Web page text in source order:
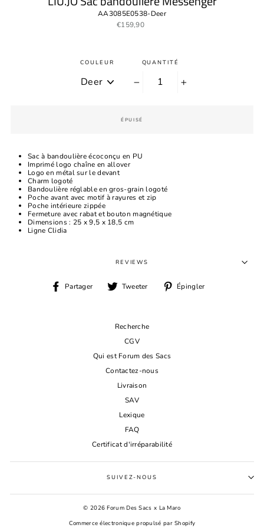
AA3085E0538-Deer
Prix
€159,90
COULEUR QUANTITÉ
ÉPUISÉ
Sac à bandoulière écoconçu en PU
Imprimé logo chaîne en allover
Logo en métal sur le devant
Charm logoté
Bandoulière réglable en gros-grain logoté
Poche avant avec motif à rayures et zip
Poche intérieure zippée
Fermeture avec rabat et bouton magnétique
Dimensions : 25 x 9,5 x 18,5 cm
Ligne Clidia
REVIEWS
Partager
PartagerTweeter
TweeterÉpingler
Recherche
CGV
Qui est Forum des Sacs
Contactez-nous
Livraison
SAV
Lexique
FAQ
Certificat d'irréparabilité
SUIVEZ-NOUS
© 2026 Forum Des Sacs x La Maro
Commerce électronique propulsé par Shopify